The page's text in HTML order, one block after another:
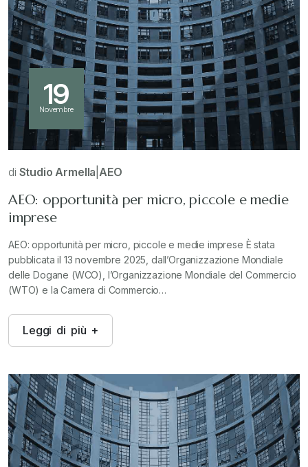
19
Novembre
di Studio Armella |AEO
AEO: opportunità per micro, piccole e medie
imprese
AEO: opportunità per micro, piccole e medie imprese È stata
pubblicata il 13 novembre 2025, dall’Organizzazione Mondiale
delle Dogane (WCO), l’Organizzazione Mondiale del Commercio
(WTO) e la Camera di Commercio…
Leggi di più +